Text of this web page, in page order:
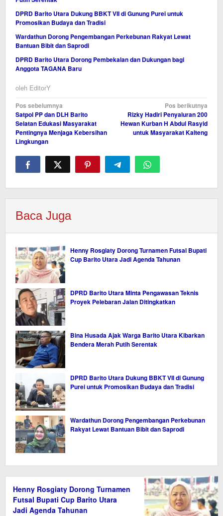
DPRD Barito Utara Dukung BBKT VII di Gunung Purei untuk
Promosikan Budaya dan Tradisi
Wardathun Dorong Pengembangan Perkebunan Rakyat Lewat
Bantuan Bibit dan Saprodi
DPRD Barito Utara Dorong Pembekalan dan Dukungan bagi
Anggota TAGANA Baru
oleh EditorY
Navigasi
pos
Pos sebelumnya
Satpol PP dan DLH Barito
Selatan Edukasi Masyarakat
Pentingnya Menjaga Kebersihan
Lingkungan
Pos berikutnya
Rizky Hadiri Penyaluran 200
Hewan Kurban H Abdul Rasyid
untuk Masyarakat Kalteng
Baca Juga
Henny Rosgiaty Dorong Turnamen Futsal Bupati
Cup Barito Utara Jadi Agenda Tahunan
DPRD Barito Utara Minta Pengawasan Teknis
Proyek Pelebaran Jalan Ditingkatkan
Bina Husada Ajak Warga Barito Utara Kibarkan
Bendera Merah Putih Serentak
DPRD Barito Utara Dukung BBKT VII di Gunung
Purei untuk Promosikan Budaya dan Tradisi
Wardathun Dorong Pengembangan Perkebunan
Rakyat Lewat Bantuan Bibit dan Saprodi
Henny Rosgiaty Dorong Turnamen
Futsal Bupati Cup Barito Utara
Jadi Agenda Tahunan